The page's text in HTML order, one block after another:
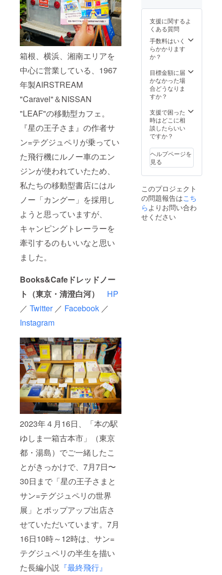
箱根、横浜、湘南エリアを
中心に営業している、1967
年製AIRSTREAM
"Caravel"＆NISSAN
"LEAF"の移動型カフェ。
『星の王子さま』の作者サ
ン=テグジュペリが乗ってい
た飛行機にルノー車のエン
ジンが使われていたため、
私たちの移動型書店にはル
ノー「カングー」を採用し
ようと思っていますが、
キャンピングトレーラーを
牽引するのもいいなと思い
ました。
Books&Cafeドレッドノー
ト（東京・清澄白河）
HP
／ Twitter／ Facebook ／
Instagram
2023年４月16日、「本の駅
ゆしま一箱古本市」（東京
都・湯島）でご一緒したこ
とがきっかけで、7月7日〜
30日まで「星の王子さまと
サン=テグジュペリの世界
展」とポップアップ出店さ
せていただいています。7月
16日10時～12時は、サン=
テグジュペリの半生を描い
た長編小説 『最終飛行』
合は、
備考欄
にてお
知らせ
くださ
い）。
備考欄
にてお
知らせ
くださ
い）。
グの進
捗報
告、移
動型書
店の出
店情
王子さ
ま』や
サン=テ
関する
情報な
どを随
時メー
ルさせ
ていた
す
（メー
ルが不
要な場
合は、
備考欄
にてお
楽しみ
にして
おりま
す。
小惑星
３２７
星）：
お酒や
飲み物
た、ク
ラウド
ファン
ディン
捗報
動型書
店の出
店情
報、
『星の
王子さ
ま』や
書店の
本棚を
作りま
しょ
う！
（例）
による
選書で
す。小
らイ
メージ
される
支援者
書のセ
ンスを
楽しみ
にして
す。
小惑星
３２８
（実業
で、で
きるだ
けその
テーマ
に合っ
た本を
い（各
小惑星
＝各本
様限定
のリ
ターン
で
一緒に
移動型
書店の
本棚を
しょ
う！
（例）
あくま
で店主
後（代
の本の
納品
後）お
およそ
１年で
だし、
各本棚
は、
『星の
ま』に
出てく
る小惑
星を
にしま
すの
で、で
きるだ
テーマ
に合っ
た本を
ご用意
くださ
支援に関するよ
くある質問
手数料はいく
らかかります
か？
目標金額に届
かなかった場
合どうなりま
すか？
支援で困った
時はどこに相
談したらいい
ですか？
ヘルプページを
見る
このプロジェクト
の問題報告はこち
ら よりお問い合わ
せください